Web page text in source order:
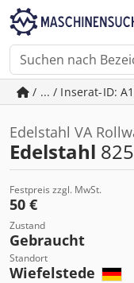
/ ... / Inserat-ID:
Edelstahl VA
Edelstahl
Festpreis zzgl. MwSt.
50 €
Zustand
Gebraucht
Standort
Wiefelstede